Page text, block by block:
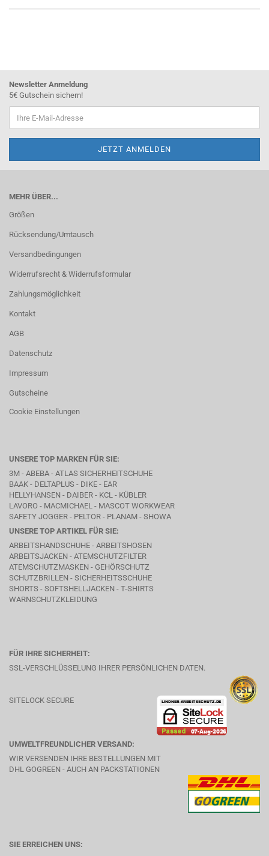
Newsletter Anmeldung
5€ Gutschein sichern!
MEHR ÜBER...
Größen
Rücksendung/Umtausch
Versandbedingungen
Widerrufsrecht & Widerrufsformular
Zahlungsmöglichkeit
Kontakt
AGB
Datenschutz
Impressum
Gutscheine
Cookie Einstellungen
UNSERE TOP MARKEN FÜR SIE:
3M - ABEBA - ATLAS SICHERHEITSCHUHE
BAAK - DELTAPLUS - DIKE - EAR
HELLYHANSEN - DAIBER - KCL - KÜBLER
LAVORO - MACMICHAEL - MASCOT WORKWEAR
SAFETY JOGGER - PELTOR - PLANAM - SHOWA
UNSERE TOP ARTIKEL FÜR SIE:
ARBEITSHANDSCHUHE - ARBEITSHOSEN
ARBEITSJACKEN - ATEMSCHUTZFILTER
ATEMSCHUTZMASKEN - GEHÖRSCHUTZ
SCHUTZBRILLEN - SICHERHEITSSCHUHE
SHORTS - SOFTSHELLJACKEN - T-SHIRTS
WARNSCHUTZKLEIDUNG
FÜR IHRE SICHERHEIT:
SSL-VERSCHLÜSSELUNG IHRER PERSÖNLICHEN DATEN.
SITELOCK SECURE
UMWELTFREUNDLICHER VERSAND:
WIR VERSENDEN IHRE BESTELLUNGEN MIT
DHL GOGREEN - AUCH AN PACKSTATIONEN
SIE ERREICHEN UNS: